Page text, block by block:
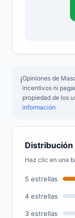
ℹ️Opiniones de
incentivos ni
propiedad de los
información
Haz clic en una
5 estrellas
4 estrellas
3 estrellas